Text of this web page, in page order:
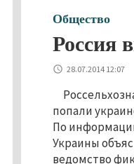
Общество
Россия
28.07.2014 12:07
попали
По
Украины
ведомство